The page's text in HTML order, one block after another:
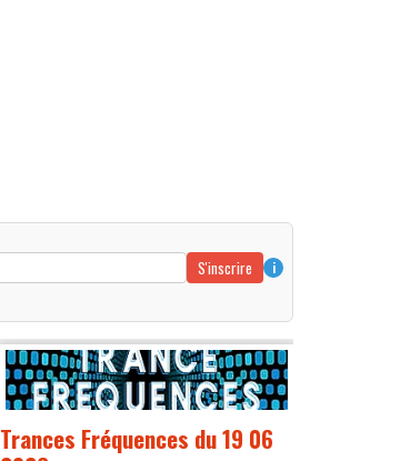
S'inscrire
i
Trances Fréquences du 19 06